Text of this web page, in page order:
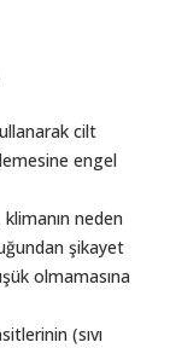
cilt
engel
neden
şikayet
olmamasına
(sıvı